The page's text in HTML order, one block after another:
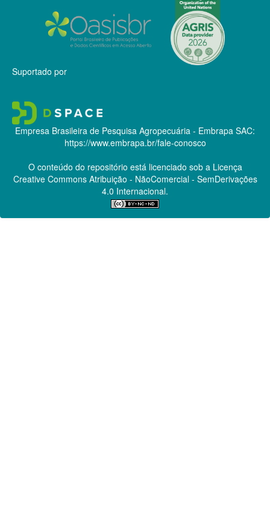
Suportado por
Empresa Brasileira de Pesquisa Agropecuária - Embrapa SAC:
https://www.embrapa.br/fale-conosco
O conteúdo do repositório está licenciado sob a Licença
Creative CommonsAtribuição - NãoComercial - SemDerivações
4.0 Internacional.